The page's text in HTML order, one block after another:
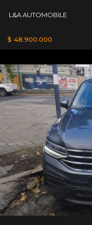
L&A AUTOMOBILE
$ 48.900.000